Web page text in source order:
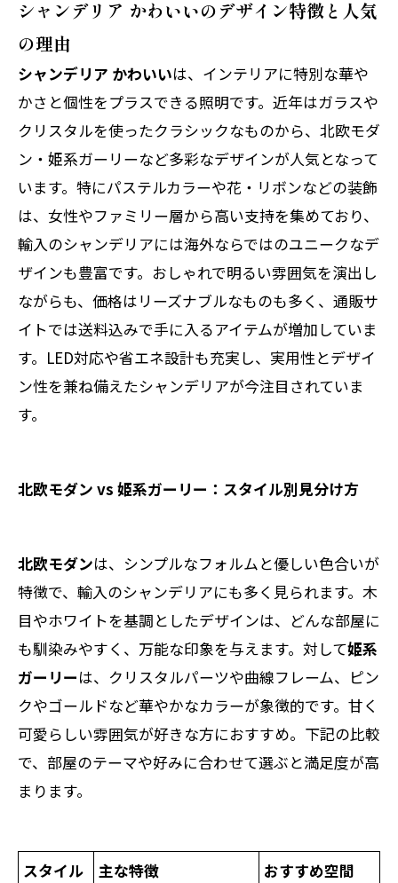
シャンデリア かわいいのデザイン特徴と人気
の理由
シャンデリア かわいいは、インテリアに特別な華や
かさと個性をプラスできる照明です。近年はガラスや
クリスタルを使ったクラシックなものから、北欧モダ
ン・姫系ガーリーなど多彩なデザインが人気となって
います。特にパステルカラーや花・リボンなどの装飾
は、女性やファミリー層から高い支持を集めており、
輸入のシャンデリアには海外ならではのユニークなデ
ザインも豊富です。おしゃれで明るい雰囲気を演出し
ながらも、価格はリーズナブルなものも多く、通販サ
イトでは送料込みで手に入るアイテムが増加していま
す。LED対応や省エネ設計も充実し、実用性とデザイ
ン性を兼ね備えたシャンデリアが今注目されていま
す。
北欧モダン vs 姫系ガーリー：スタイル別見分け方
北欧モダンは、シンプルなフォルムと優しい色合いが
特徴で、輸入のシャンデリアにも多く見られます。木
目やホワイトを基調としたデザインは、どんな部屋に
も馴染みやすく、万能な印象を与えます。対して姫系
ガーリーは、クリスタルパーツや曲線フレーム、ピン
クやゴールドなど華やかなカラーが象徴的です。甘く
可愛らしい雰囲気が好きな方におすすめ。下記の比較
で、部屋のテーマや好みに合わせて選ぶと満足度が高
まります。
スタイル 主な特徴
おすすめ空間